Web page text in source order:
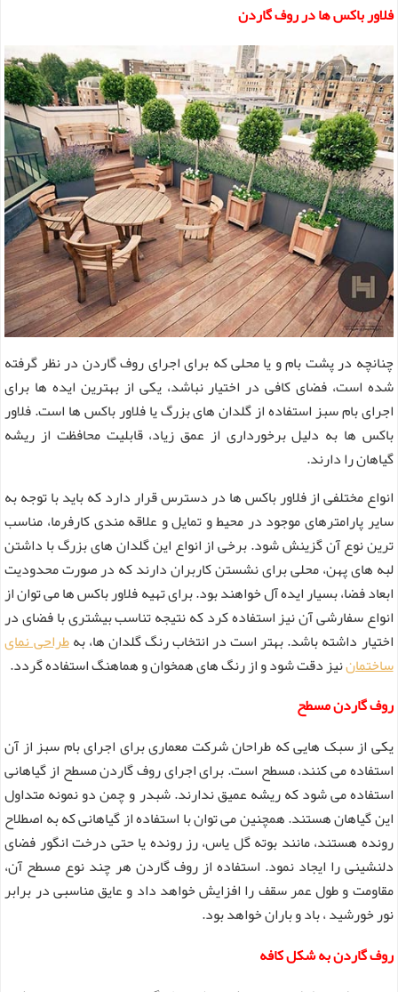
فلاور باکس ها در روف گاردن
چنانچه در پشت بام و یا محلی که برای اجرای روف گاردن در نظر گرفته
شده است، فضای کافی در اختیار نباشد، یکی از بهترین ایده ها برای
اجرای بام سبز استفاده از گلدان های بزرگ یا فلاور باکس ها است. فلاور
باکس ها به دلیل برخورداری از عمق زیاد، قابلیت محافظت از ریشه
گیاهان را دارند.
انواع مختلفی از فلاور باکس ها در دسترس قرار دارد که باید با توجه به
سایر پارامترهای موجود در محیط و تمایل و علاقه مندی کارفرما، مناسب
ترین نوع آن گزینش شود. برخی از انواع این گلدان های بزرگ با داشتن
لبه های پهن، محلی برای نشستن کاربران دارند که در صورت محدودیت
ابعاد فضا، بسیار ایده آل خواهند بود. برای تهیه فلاور باکس ها می توان از
انواع سفارشی آن نیز استفاده کرد که نتیجه تناسب بیشتری با فضای در
اختیار داشته باشد. بهتر است در انتخاب رنگ گلدان ها، بهطراحی نمای
ساختماننیز دقت شود و از رنگ های همخوان و هماهنگ استفاده گردد.
روف گاردن مسطح
یکی از سبک هایی که طراحان شرکت معماری برای اجرای بام سبز از آن
استفاده می کنند، مسطح است. برای اجرای روف گاردن مسطح از گیاهانی
استفاده می شود که ریشه عمیق ندارند. شبدر و چمن دو نمونه متداول
این گیاهان هستند. همچنین می توان با استفاده از گیاهانی که به اصطلاح
رونده هستند، مانند بوته گل یاس، رز رونده یا حتی درخت انگور فضای
دلنشینی را ایجاد نمود. استفاده از روف گاردن هر چند نوع مسطح آن،
مقاومت و طول عمر سقف را افزایش خواهد داد و عایق مناسبی در برابر
نور خورشید ، باد و باران خواهد بود.
روف گاردن به شکل کافه